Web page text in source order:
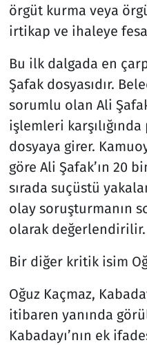
örgüt kurma veya
irtikap ve ihaleye
Bu ilk dalgada en
Şafak dosyasıdır.
sorumlu olan Ali
işlemleri karşılığında
dosyaya girer.
göre Ali Şafak’ın 20
sırada suçüstü
olay soruşturmanın
olarak değerlendirilir.
Bir diğer kritik isim
Oğuz Kaçmaz,
itibaren yanında
Kabadayı’nın ek